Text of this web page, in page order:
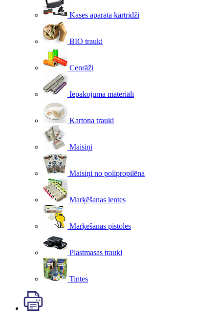
Kases aparāta kārtridži
BIO trauki
Cenrāži
Iepakojuma materiāli
Kartona trauki
Maisiņi
Maisiņi no polipropilēna
Marķēšanas lentes
Marķēšanas pistoles
Plastmasas trauki
Tintes